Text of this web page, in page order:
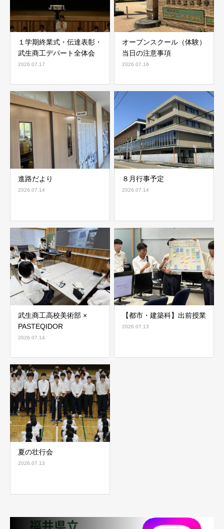
１学期終業式・伝達表彰・
武生商工デパート全体会
2026.07.17
オープンスクール（体験）
当日の注意事項
2026.07.16
進路だより
2026.07.14
８月行事予定
2026.07.14
武生商工高校美術部 ×
PASTEQIDOR
2026.07.14
【都市・建築科】出前授業
2026.07.13
夏の壮行会
2026.07.13